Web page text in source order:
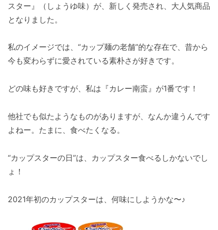
スター』（しょうゆ味）が、新しく発売され、大人気商品
となりました。
私のイメージでは、“カップ麺の老舗”的な存在で、昔から
今も変わらずに愛されている素朴さが好きです。
どの味も好きですが、私は『カレー南蛮』が1番です！
他社でも似たようなものがありますが、なんか違うんです
よねー。たまに、食べたくなる。
“カップスターの日”は、カップスター食べるしかないでし
ょ！
2021年初のカップスターは、何味にしようかな〜♪